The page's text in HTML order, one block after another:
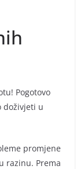
Pogotovo
doživjeti u
promjene
razinu. Prema